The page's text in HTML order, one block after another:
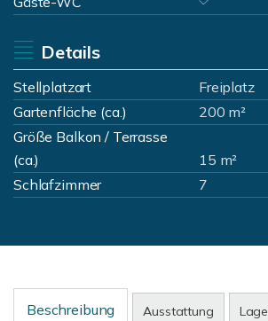
Details
Stellplatzart
Freiplatz
Gartenfläche (ca.)
200 m²
Größe Balkon / Terrasse
(ca.)
15 m²
Schlafzimmer
7
Beschreibung Ausstattung Lage